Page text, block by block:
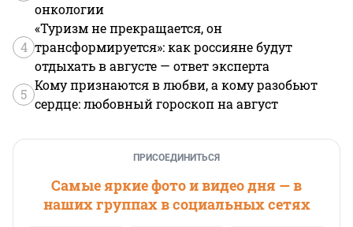
онкологии
4
«Туризм не прекращается, он
трансформируется»: как россияне будут
отдыхать в августе — ответ эксперта
5
Кому признаются в любви, а кому разобьют
сердце: любовный гороскоп на август
ПРИСОЕДИНИТЬСЯ
Самые яркие фото и видео дня — в
наших группах в социальных сетях